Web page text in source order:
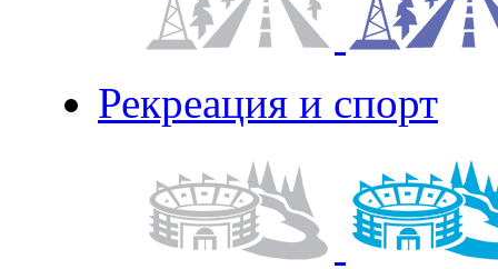
Рекреация и спорт